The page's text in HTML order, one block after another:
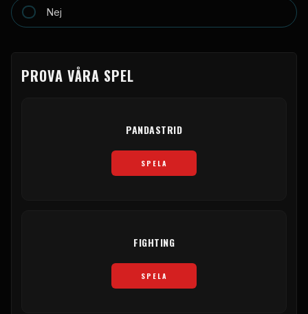
Nej
PROVA VÅRA SPEL
PANDASTRID
SPELA
FIGHTING
SPELA